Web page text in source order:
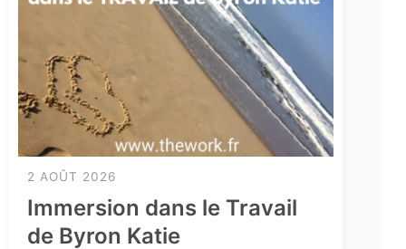
2 AOÛT 2026
Immersion dans le Travail
de Byron Katie